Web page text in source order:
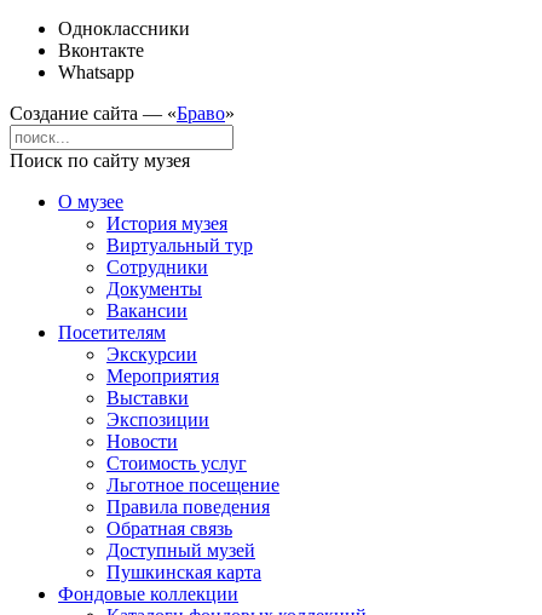
Одноклассники
Вконтакте
Whatsapp
Создание сайта — «Браво»
Поиск по сайту музея
О музее
История музея
Виртуальный тур
Сотрудники
Документы
Вакансии
Посетителям
Экскурсии
Мероприятия
Выставки
Экспозиции
Новости
Стоимость услуг
Льготное посещение
Правила поведения
Обратная связь
Доступный музей
Пушкинская карта
Фондовые коллекции